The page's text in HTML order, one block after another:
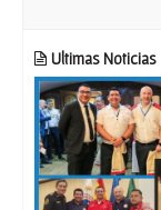
Ultimas Noticias